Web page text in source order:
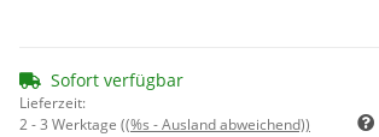
Sofort verfügbar
Lieferzeit:
2 - 3 Werktage ((%s - Ausland abweichend))